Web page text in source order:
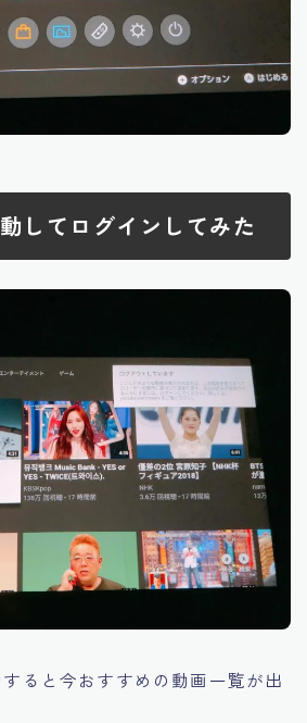
してログインしてみた
すると今おすすめの動画一覧が出